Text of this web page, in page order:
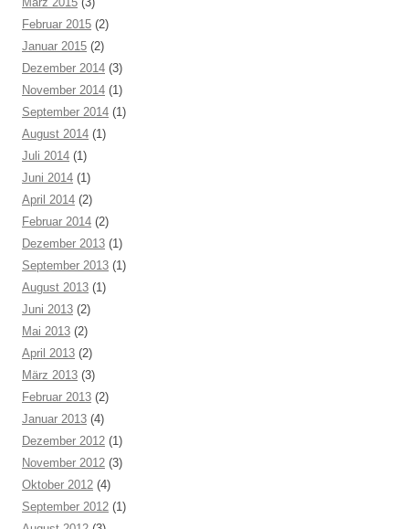
Februar 2015 (2)
Januar 2015 (2)
Dezember 2014 (3)
November 2014 (1)
September 2014 (1)
August 2014 (1)
Juli 2014 (1)
Juni 2014 (1)
April 2014 (2)
Februar 2014 (2)
Dezember 2013 (1)
September 2013 (1)
August 2013 (1)
Juni 2013 (2)
Mai 2013 (2)
April 2013 (2)
März 2013 (3)
Februar 2013 (2)
Januar 2013 (4)
Dezember 2012 (1)
November 2012 (3)
Oktober 2012 (4)
September 2012 (1)